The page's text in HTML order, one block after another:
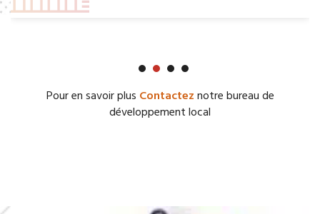
Pour en savoir plus Contacteznotre bureau de
développement local